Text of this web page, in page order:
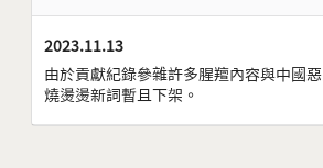
2023.11.13
由於貢獻紀錄參雜許多腥羶內容與中國
燒燙燙新詞暫且下架。